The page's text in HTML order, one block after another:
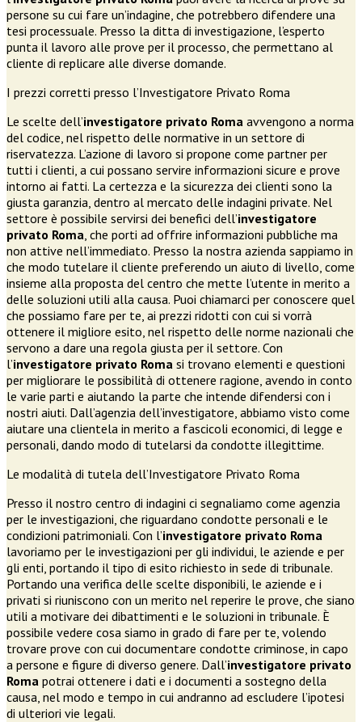
persone su cui fare un’indagine, che potrebbero difendere una
tesi processuale. Presso la ditta di investigazione, l’esperto
punta il lavoro alle prove per il processo, che permettano al
cliente di replicare alle diverse domande.
I prezzi corretti presso l’Investigatore Privato Roma
Le scelte dell’investigatore privato Roma avvengono a norma
del codice, nel rispetto delle normative in un settore di
riservatezza. L’azione di lavoro si propone come partner per
tutti i clienti, a cui possano servire informazioni sicure e prove
intorno ai fatti. La certezza e la sicurezza dei clienti sono la
giusta garanzia, dentro al mercato delle indagini private. Nel
settore è possibile servirsi dei benefici dell’investigatore
privato Roma , che porti ad offrire informazioni pubbliche ma
non attive nell’immediato. Presso la nostra azienda sappiamo in
che modo tutelare il cliente preferendo un aiuto di livello, come
insieme alla proposta del centro che mette l’utente in merito a
delle soluzioni utili alla causa. Puoi chiamarci per conoscere quel
che possiamo fare per te, ai prezzi ridotti con cui si vorrà
ottenere il migliore esito, nel rispetto delle norme nazionali che
servono a dare una regola giusta per il settore. Con
l’investigatore privato Roma si trovano elementi e questioni
per migliorare le possibilità di ottenere ragione, avendo in conto
le varie parti e aiutando la parte che intende difendersi con i
nostri aiuti. Dall’agenzia dell’investigatore, abbiamo visto come
aiutare una clientela in merito a fascicoli economici, di legge e
personali, dando modo di tutelarsi da condotte illegittime.
Le modalità di tutela dell’Investigatore Privato Roma
Presso il nostro centro di indagini ci segnaliamo come agenzia
per le investigazioni, che riguardano condotte personali e le
condizioni patrimoniali. Con l’investigatore privato Roma
lavoriamo per le investigazioni per gli individui, le aziende e per
gli enti, portando il tipo di esito richiesto in sede di tribunale.
Portando una verifica delle scelte disponibili, le aziende e i
privati si riuniscono con un merito nel reperire le prove, che siano
utili a motivare dei dibattimenti e le soluzioni in tribunale. È
possibile vedere cosa siamo in grado di fare per te, volendo
trovare prove con cui documentare condotte criminose, in capo
a persone e figure di diverso genere. Dall’investigatore privato
Roma potrai ottenere i dati e i documenti a sostegno della
causa, nel modo e tempo in cui andranno ad escludere l’ipotesi
di ulteriori vie legali.